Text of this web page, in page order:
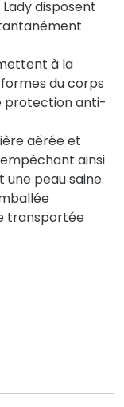
disposent
à la
du corps
protection anti-
aérée et
ainsi
peau saine.
transportée